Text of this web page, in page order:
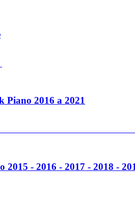
2016 a 2021
- 2016 - 2017 - 2018 -